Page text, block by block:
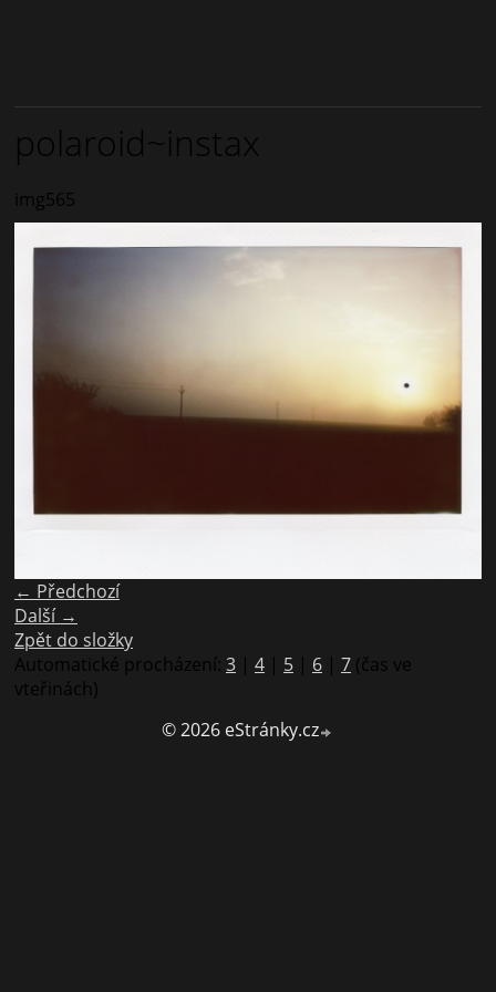
polaroid~instax
img565
← Předchozí
Další →
Zpět do složky
Automatické procházení: 3 | 4 | 5 | 6 | 7 (čas ve
vteřinách)
© 2026 eStránky.cz